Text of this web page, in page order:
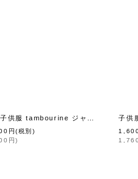
[mina perhonen petit]
円(税別)
円)
子供
1,760